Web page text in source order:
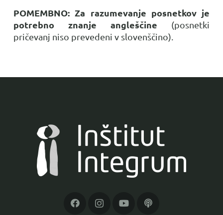
POMEMBNO: Za razumevanje posnetkov je
potrebno znanje angleščine (posnetki
pričevanj niso prevedeni v slovenščino).